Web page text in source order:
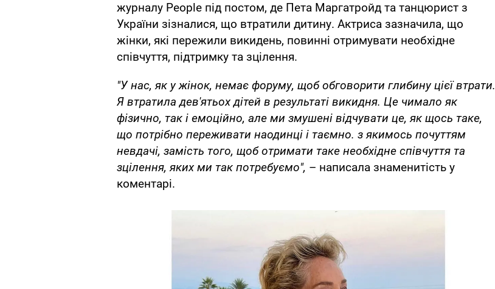
журналу Peоple під постом, де Пета Маргатройд та танцюрист з
України зізналися, що втратили дитину. Актриса зазначила, що
жінки, які пережили викидень, повинні отримувати необхідне
співчуття, підтримку та зцілення.
"У нас, як у жінок, немає форуму, щоб обговорити глибину цієї втрати.
Я втратила дев'ятьох дітей в результаті викидня. Це чимало як
фізично, так і емоційно, але ми змушені відчувати це, як щось таке,
що потрібно переживати наодинці і таємно. з якимось почуттям
невдачі, замість того, щоб отримати таке необхідне співчуття та
зцілення, яких ми так потребуємо", – написала знаменитість у
коментарі.